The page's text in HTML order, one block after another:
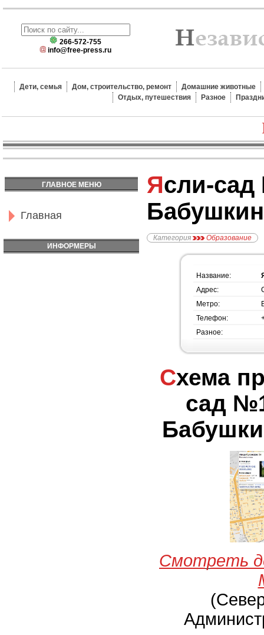
266-572-755
info@free-press.ru
Дети, семья Дом, строительство, ремонт
Домашние животные
Отдых, путешествия
Разное
ГЛАВНОЕ МЕНЮ
Главная
ИНФОРМЕРЫ
Ясли-сад №1255, метро
Категория Образование
Название:
Адрес:
Метро:
Телефон:
Разное:
Схема проезда - Ясли-
сад
Смотреть